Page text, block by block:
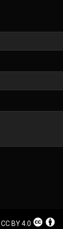
CC BY 4.0